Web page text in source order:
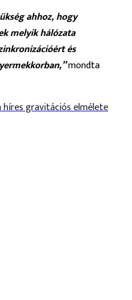
ahhoz, hogy
melyik hálózata
és
mondta
gravitációs elmélete